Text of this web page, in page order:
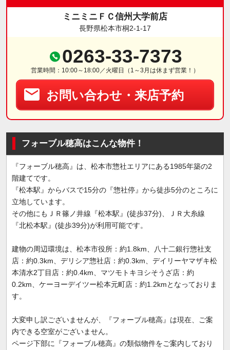
ミニミニＦＣ信州大学前店
長野県松本市桐2-1-17
0263-33-7373
営業時間：10:00～18:00／火曜日（1～3月は休まず営業！）
お問い合わせ・来店予約
フォーブル穂高はこんな物件！
『フォーブル穂高』は、松本市惣社エリアにある1985年築の2
階建てです。
『松本駅』からバスで15分の『惣社停』から徒歩5分のところに
立地しています。
その他にもＪＲ篠ノ井線『松本駅』(徒歩37分)、ＪＲ大糸線
『北松本駅』(徒歩39分)が利用可能です。
建物の周辺環境は、松本市役所：約1.8km、八十二銀行惣社支
店：約0.3km、デリシア惣社店：約0.3km、デイリーヤマザキ松
本清水2丁目店：約0.4km、マツモトキヨシそうざ店：約
0.2km、ケーヨーデイツー松本元町店：約1.2kmとなっておりま
す。
大変申し訳ございませんが、『フォーブル穂高』は現在、ご案
内できる空室がございません。
ページ下部に『フォーブル穂高』の類似物件をご案内しており